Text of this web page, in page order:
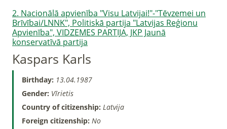
2. Nacionālā apvienība "Visu Latvijai!"-"Tēvzemei un
Brīvībai/LNNK", Politiskā partija "Latvijas Reģionu
Apvienība", VIDZEMES PARTIJA, JKP Jaunā
konservatīvā partija
Kaspars Karls
Birthday: 13.04.1987
Gender: Vīrietis
Country of citizenship: Latvija
Foreign citizenship: No